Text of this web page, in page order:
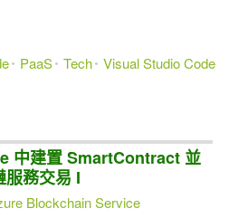
PaaS Tech Visual Studio Code
中建置 SmartContract 並
務交易 I
Blockchain Service